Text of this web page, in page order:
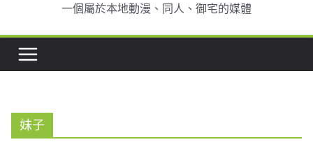
一個屬於本地動漫、同人、御宅的媒體
妹子